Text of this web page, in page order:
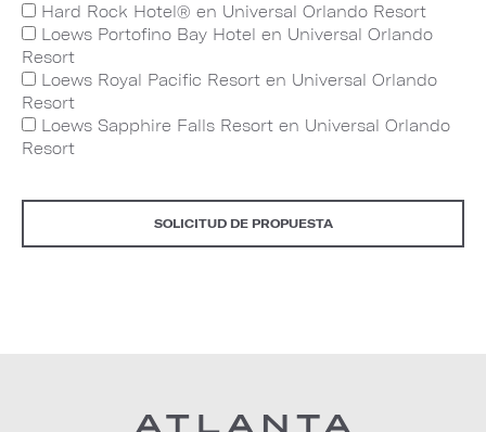
Hard Rock Hotel® en Universal Orlando Resort
Loews Portofino Bay Hotel en Universal Orlando
Resort
Loews Royal Pacific Resort en Universal Orlando
Resort
Loews Sapphire Falls Resort en Universal Orlando
Resort
SOLICITUD DE PROPUESTA